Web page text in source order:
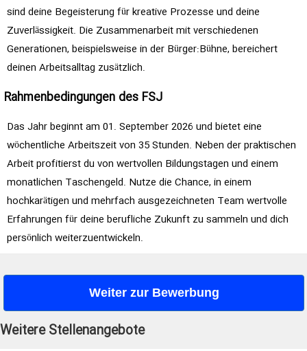
sind deine Begeisterung für kreative Prozesse und deine
Zuverlässigkeit. Die Zusammenarbeit mit verschiedenen
Generationen, beispielsweise in der Bürger:Bühne, bereichert
deinen Arbeitsalltag zusätzlich.
Rahmenbedingungen des FSJ
Das Jahr beginnt am 01. September 2026 und bietet eine
wöchentliche Arbeitszeit von 35 Stunden. Neben der praktischen
Arbeit profitierst du von wertvollen Bildungstagen und einem
monatlichen Taschengeld. Nutze die Chance, in einem
hochkarätigen und mehrfach ausgezeichneten Team wertvolle
Erfahrungen für deine berufliche Zukunft zu sammeln und dich
persönlich weiterzuentwickeln.
Weiter zur Bewerbung
Weitere Stellenangebote